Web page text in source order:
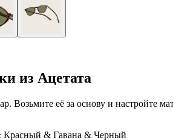
из Ацетата
Возьмите её за основу и настройте
Красный & Гавана & Черный